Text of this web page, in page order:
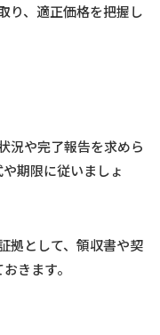
り、適正価格を把握し
況や完了報告を求めら
期限に従いましょ
拠として、領収書や契
きます。